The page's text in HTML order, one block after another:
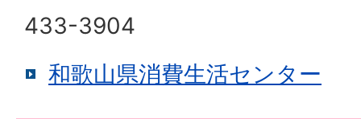
433-3904
和歌山県消費生活センター